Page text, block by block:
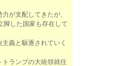
が支配してきたが、
脚した国家も存在して
義と駆逐されていく
トランプの大統領就任